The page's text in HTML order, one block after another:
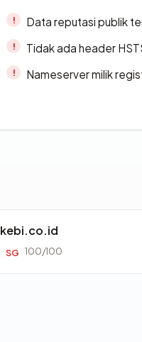
Data reputasi publik
Tidak ada header
Nameserver milik
kebi.co.id
SG 100/100